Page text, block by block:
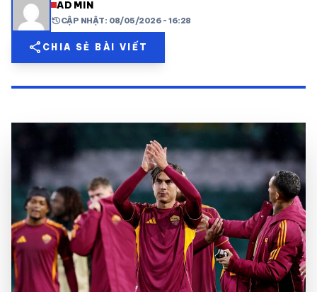
share mail
ADMIN
historyCẬP NHẬT: 08/05/2026 - 16:28
share CHIA SẺ BÀI VIẾT